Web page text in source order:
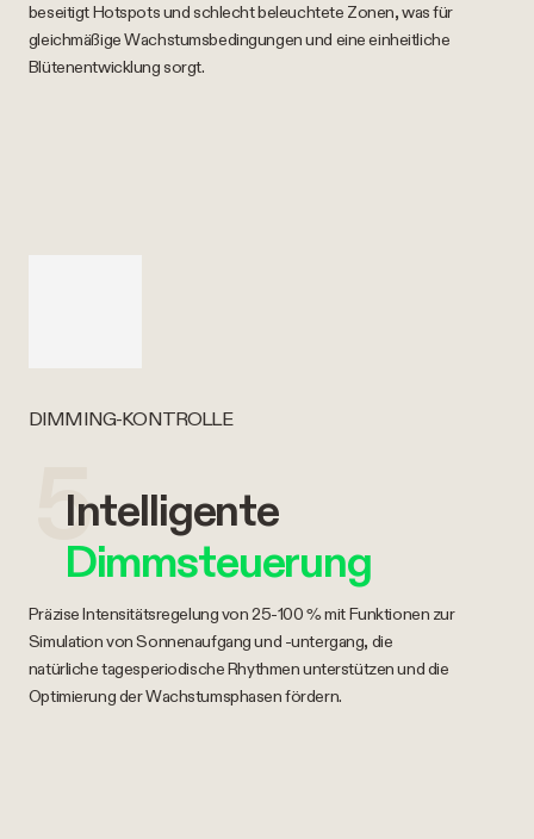
beseitigt Hotspots und schlecht beleuchtete Zonen, was für
gleichmäßige Wachstumsbedingungen und eine einheitliche
Blütenentwicklung sorgt.
DIMMING-KONTROLLE
5
Intelligente
Dimmsteuerung
Präzise Intensitätsregelung von 25-100 % mit Funktionen zur
Simulation von Sonnenaufgang und -untergang, die
natürliche tagesperiodische Rhythmen unterstützen und die
Optimierung der Wachstumsphasen fördern.